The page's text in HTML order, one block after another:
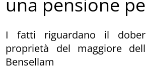
una pensione
I fatti riguardano il
proprietà del maggiore
Bensellam